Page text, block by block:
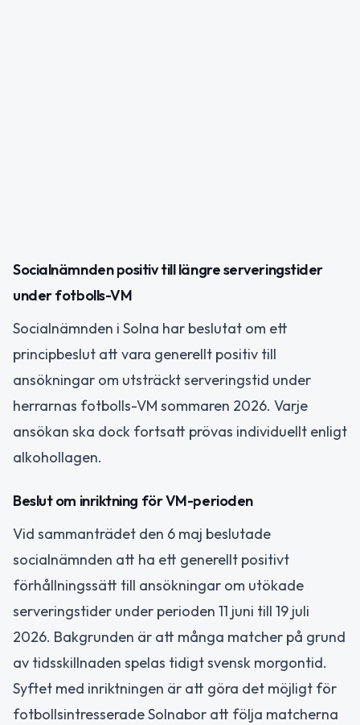
Socialnämnden positiv till längre serveringstider
under fotbolls-VM
Socialnämnden i Solna har beslutat om ett
principbeslut att vara generellt positiv till
ansökningar om utsträckt serveringstid under
herrarnas fotbolls-VM sommaren 2026. Varje
ansökan ska dock fortsatt prövas individuellt enligt
alkohollagen.
Beslut om inriktning för VM-perioden
Vid sammanträdet den 6 maj beslutade
socialnämnden att ha ett generellt positivt
förhållningssätt till ansökningar om utökade
serveringstider under perioden 11 juni till 19 juli
2026. Bakgrunden är att många matcher på grund
av tidsskillnaden spelas tidigt svensk morgontid.
Syftet med inriktningen är att göra det möjligt för
fotbollsintresserade Solnabor att följa matcherna